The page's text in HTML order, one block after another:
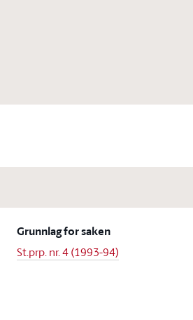
Grunnlag for saken
St.prp. nr. 4 (1993-94)